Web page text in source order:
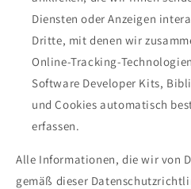
Diensten oder Anzeigen
Dritte, mit denen wir
Online-Tracking-
Software Developer Kits,
und Cookies automatisch
erfassen.
Alle Informationen, die wir von
gemäß dieser